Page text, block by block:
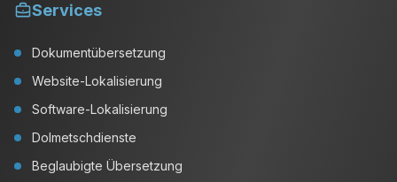
Services
Dokumentübersetzung
Website-Lokalisierung
Software-Lokalisierung
Dolmetschdienste
Beglaubigte Übersetzung